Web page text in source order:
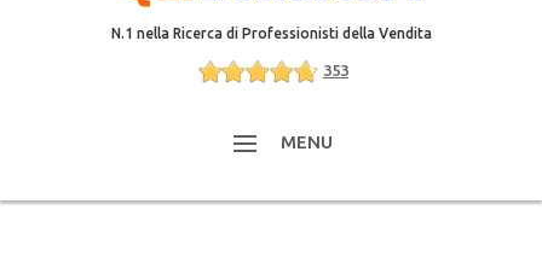
N.1 nella Ricerca di Professionisti della Vendita
353
MENU